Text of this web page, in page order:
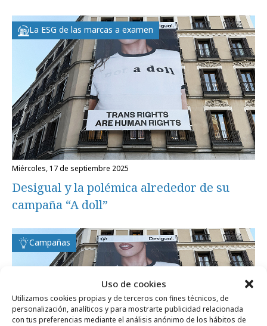
Uso de cookies
Utilizamos cookies propias y de terceros con fines técnicos, de
personalización, analíticos y para mostrarte publicidad relacionada
con tus preferencias mediante el análisis anónimo de los hábitos de
La ESG de las marcas a examen
miércoles, 17 de septiembre 2025
Desigual y la polémica alrededor de su
campaña “A doll”
Campañas